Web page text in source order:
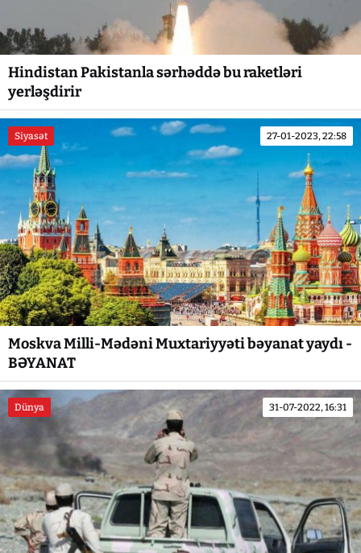
Hindistan Pakistanla sərhəddə bu raketləri
yerləşdirir
Siyasət 27-01-2023, 22:58
Moskva Milli-Mədəni Muxtariyyəti bəyanat yaydı -
BƏYANAT
Dünya 31-07-2022, 16:31